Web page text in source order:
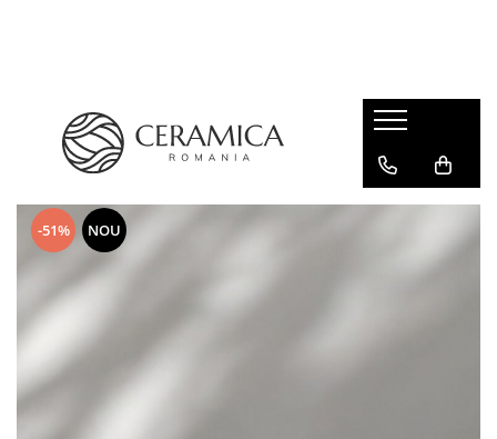
Căni & Cești
Pahare Ceramica Senso Novum
-51% NOU